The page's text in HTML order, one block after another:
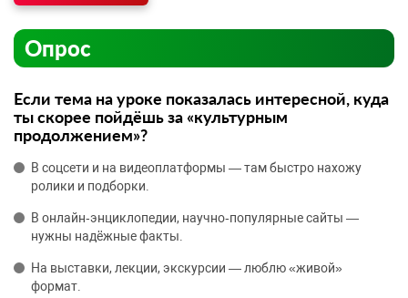
Опрос
Если тема на уроке показалась интересной, куда
ты скорее пойдёшь за «культурным
продолжением»?
В соцсети и на видеоплатформы — там быстро нахожу
ролики и подборки.
В онлайн‑энциклопедии, научно‑популярные сайты —
нужны надёжные факты.
На выставки, лекции, экскурсии — люблю «живой»
формат.